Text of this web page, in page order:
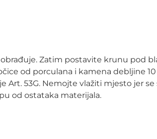
Zatim postavite krunu pod
od porculana i kamena debljine
53G. Nemojte vlažiti mjesto jer
od ostataka materijala.